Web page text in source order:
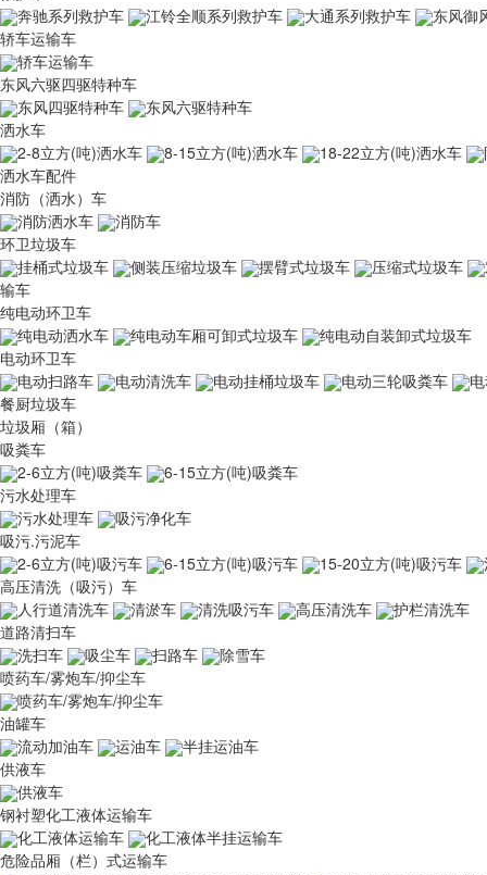
奔驰系列救护车
江铃全顺系列救护车 大通系列救护车
东风御
轿车运输车
轿车运输车
东风六驱四驱特种车
东风四驱特种车
东风六驱特种车
洒水车
2-8立方(吨)洒水车
8-15立方(吨)洒水车 18-22立方(吨)洒水车
洒水车配件
消防（洒水）车
消防洒水车
消防车
环卫垃圾车
挂桶式垃圾车
侧装压缩垃圾车 摆臂式垃圾车 压缩式垃圾车
输车
纯电动环卫车
纯电动洒水车
纯电动车厢可卸式垃圾车
纯电动自装卸式垃圾车
电动环卫车
电动扫路车
电动清洗车 电动挂桶垃圾车 电动三轮吸粪车
餐厨垃圾车
垃圾厢（箱）
吸粪车
2-6立方(吨)吸粪车
6-15立方(吨)吸粪车
污水处理车
污水处理车
吸污净化车
吸污.污泥车
2-6立方(吨)吸污车
6-15立方(吨)吸污车 15-20立方(吨)吸污车
高压清洗（吸污）车
人行道清洗车
清淤车 清洗吸污车 高压清洗车
护栏清洗车
道路清扫车
洗扫车
吸尘车 扫路车
除雪车
喷药车/雾炮车/抑尘车
喷药车/雾炮车/抑尘车
油罐车
流动加油车
运油车
半挂运油车
供液车
供液车
钢衬塑化工液体运输车
化工液体运输车
化工液体半挂运输车
危险品厢（栏）式运输车